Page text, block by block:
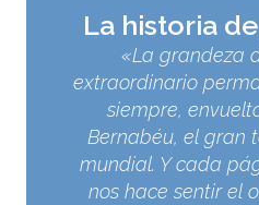
La historia
«La grandeza
extraordinario
siempre,
Bernabéu, el gran
mundial. Y cada
nos hace sentir el